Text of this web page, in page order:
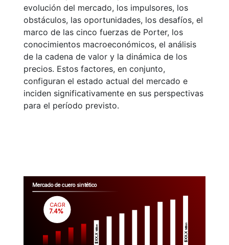
evolución del mercado, los impulsores, los
obstáculos, las oportunidades, los desafíos, el
marco de las cinco fuerzas de Porter, los
conocimientos macroeconómicos, el análisis
de la cadena de valor y la dinámica de los
precios. Estos factores, en conjunto,
configuran el estado actual del mercado e
inciden significativamente en sus perspectivas
para el período previsto.
Mercado de cuero sintético
$XX.X
Million
$XX.X
Million
CAGR
7.4%